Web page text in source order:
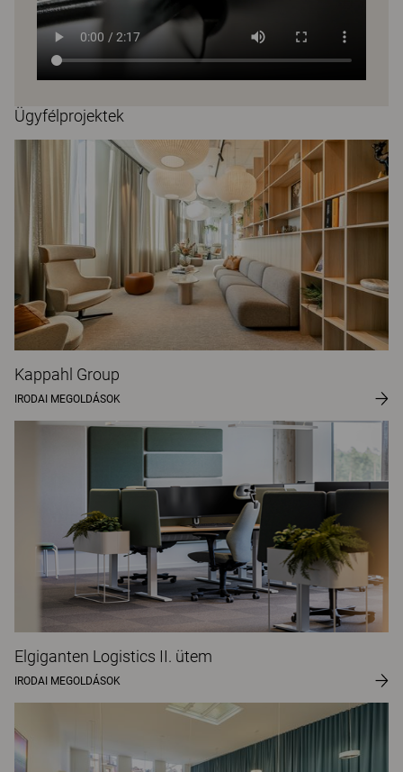
Ügyfélprojektek
Kappahl Group
IRODAI MEGOLDÁSOK
Elgiganten Logistics II. ütem
IRODAI MEGOLDÁSOK